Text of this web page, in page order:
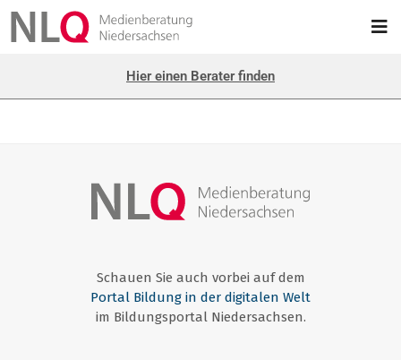
Hier einen Berater finden
Schauen Sie auch vorbei auf dem
Portal Bildung in der digitalen Welt
im Bildungsportal Niedersachsen.